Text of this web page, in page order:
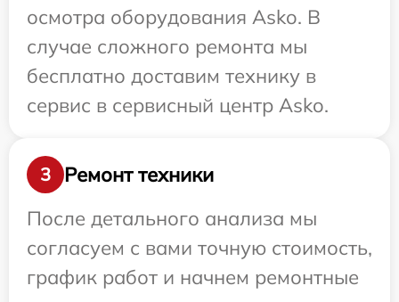
осмотра оборудования Asko. В
случае сложного ремонта мы
бесплатно доставим технику в
сервис в сервисный центр Asko.
3
Ремонт техники
После детального анализа мы
согласуем с вами точную стоимость,
график работ и начнем ремонтные